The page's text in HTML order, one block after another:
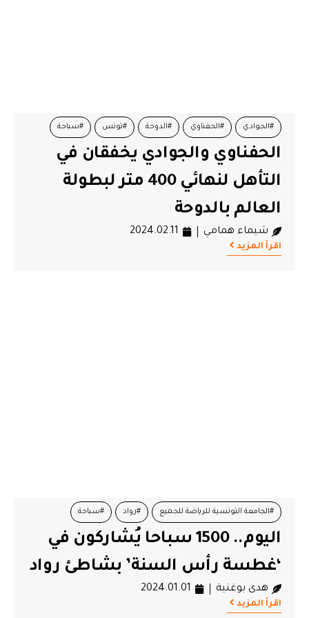
#الجوادي #الحفناوي #الدوحة #تونس #سباحة
الحفناوي والجوادي يخفقان في
التأهل لنهائي 400 متر لبطولة
العالم بالدوحة
شيماء همامي 2024.02.11
اقرأ المزيد
#الجامعة التونسية للرياضة للجميع #رواد #سباحة
اليوم.. 1500 سباحا يُشاركون في
‘غطسة رأس السنة’ بشاطئ رواد
هدى بوغنية 2024.01.01
اقرأ المزيد